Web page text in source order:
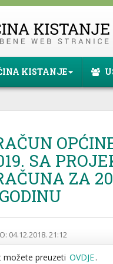
KISTANJE
SA
ZA
04.12.2018. 21:12
možete preuzeti OVDJE.